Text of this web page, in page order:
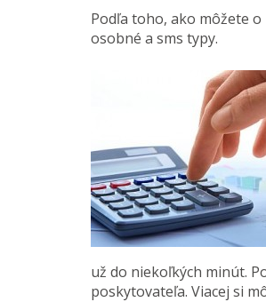
Podľa toho, ako môžete
osobné a sms typy.
už do niekoľkých minút.
poskytovateľa. Viacej si